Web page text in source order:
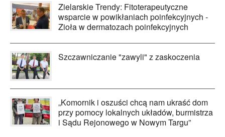
Zielarskie Trendy: Fitoterapeutyczne
wsparcie w powikłaniach poinfekcyjnych -
Zioła w dermatozach poinfekcyjnych
Szczawniczanie "zawyli" z zaskoczenia
„Komornik i oszuści chcą nam ukraść dom
przy pomocy lokalnych układów, burmistrza
i Sądu Rejonowego w Nowym Targu”